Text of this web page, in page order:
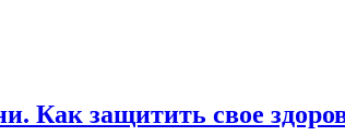
Как защитить свое